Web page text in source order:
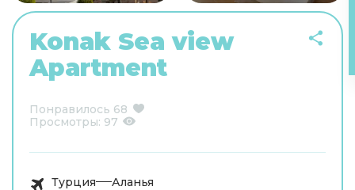
Konak Sea view
Apartment
Понравилось 68
Просмотры: 97
Турция Аланья